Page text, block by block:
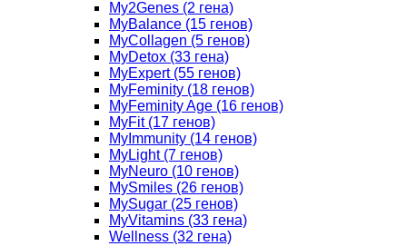
My2Genes (2 гена)
MyBalance (15 генов)
MyCollagen (5 генов)
MyDetox (33 гена)
MyExpert (55 генов)
MyFeminity (18 генов)
MyFeminity Age (16 генов)
MyFit (17 генов)
MyImmunity (14 генов)
MyLight (7 генов)
MyNeuro (10 генов)
MySmiles (26 генов)
MySugar (25 генов)
MyVitamins (33 гена)
Wellness (32 гена)